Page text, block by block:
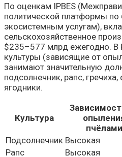
По оценкам IPBES
политической платформы
экосистемным услугам),
сельскохозяйственное
$235–577 млрд ежегодно. В
культуры (зависящие от
занимают значительную
подсолнечник, рапс,
ягодники.
Культура
пчёлами
Подсолнечник Высокая
Рапс
Высокая